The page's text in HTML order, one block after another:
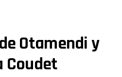
Otamendi y
Coudet